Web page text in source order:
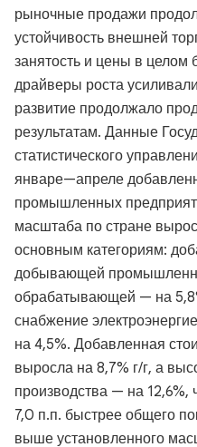
рыночные продажи
устойчивость внешней
занятость и цены в
драйверы роста
развитие продолжало
результатам. Данные
статистического
январе—апреле
промышленных
масштаба по стране
основным категориям:
добывающей
обрабатывающей — на
снабжение
на 4,5%. Добавленная
выросла на 8,7% г/г, а
производства — на 12,6%,
7,0 п.п. быстрее общего
выше установленного